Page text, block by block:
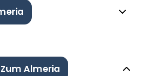
Almeria